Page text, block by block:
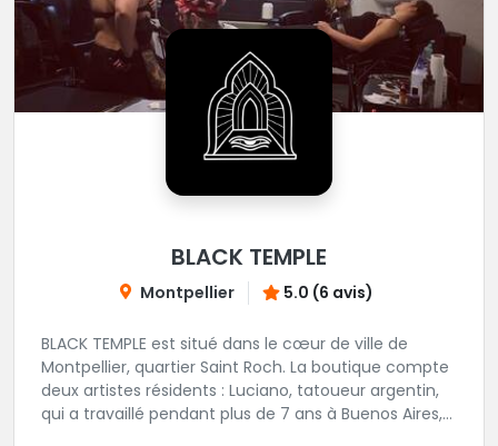
BLACK TEMPLE
Montpellier 5.0 (6 avis)
BLACK TEMPLE est situé dans le cœur de ville de
Montpellier, quartier Saint Roch. La boutique compte
deux artistes résidents : Luciano, tatoueur argentin,
qui a travaillé pendant plus de 7 ans à Buenos Aires,